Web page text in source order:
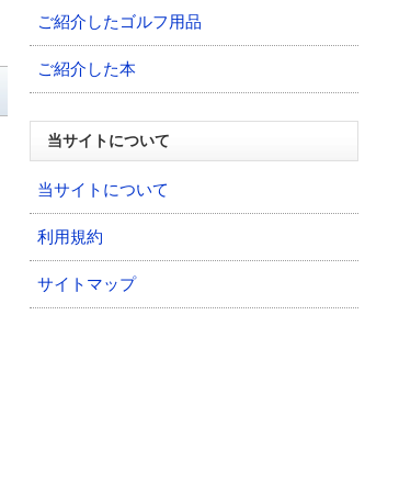
ご紹介したゴルフ用品
ご紹介した本
当サイトについて
当サイトについて
利用規約
サイトマップ